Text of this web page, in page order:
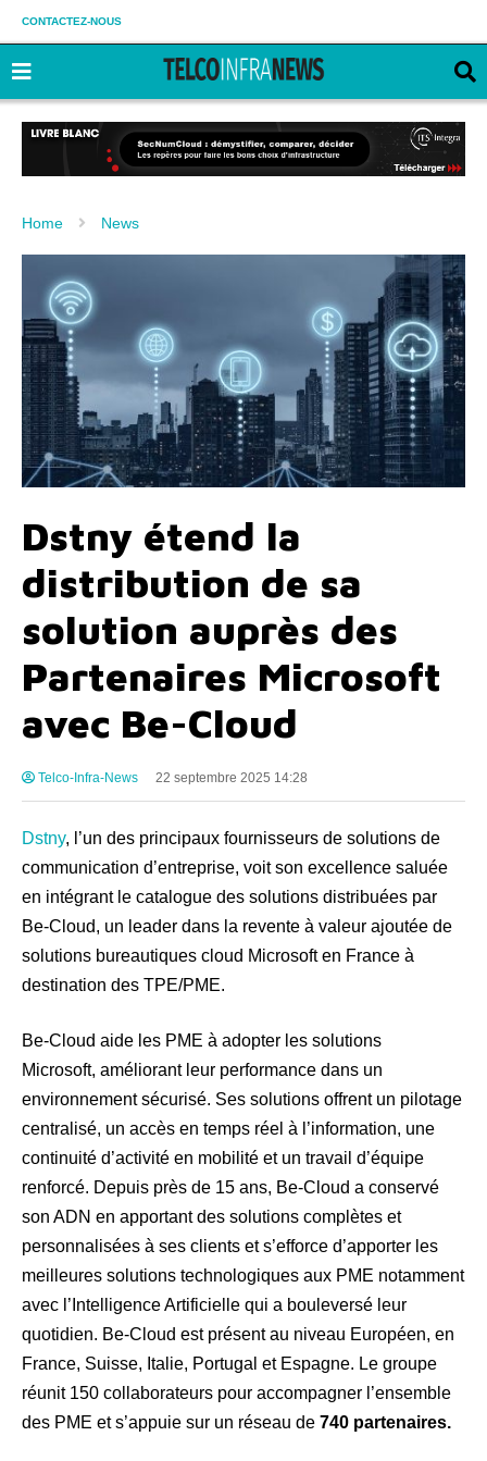
CONTACTEZ-NOUS
Home News
Dstny étend la
distribution de sa
solution auprès des
Partenaires Microsoft
avec Be-Cloud
Telco-Infra-News 22 septembre 2025 14:28
Dstny, l’un des principaux fournisseurs de solutions de
communication d’entreprise, voit son excellence saluée
en intégrant le catalogue des solutions distribuées par
Be-Cloud, un leader dans la revente à valeur ajoutée de
solutions bureautiques cloud Microsoft en France à
destination des TPE/PME.
Be-Cloud aide les PME à adopter les solutions
Microsoft, améliorant leur performance dans un
environnement sécurisé. Ses solutions offrent un pilotage
centralisé, un accès en temps réel à l’information, une
continuité d’activité en mobilité et un travail d’équipe
renforcé. Depuis près de 15 ans, Be-Cloud a conservé
son ADN en apportant des solutions complètes et
personnalisées à ses clients et s’efforce d’apporter les
meilleures solutions technologiques aux PME notamment
avec l’Intelligence Artificielle qui a bouleversé leur
quotidien. Be-Cloud est présent au niveau Européen, en
France, Suisse, Italie, Portugal et Espagne. Le groupe
réunit 150 collaborateurs pour accompagner l’ensemble
des PME et s’appuie sur un réseau de 740 partenaires.